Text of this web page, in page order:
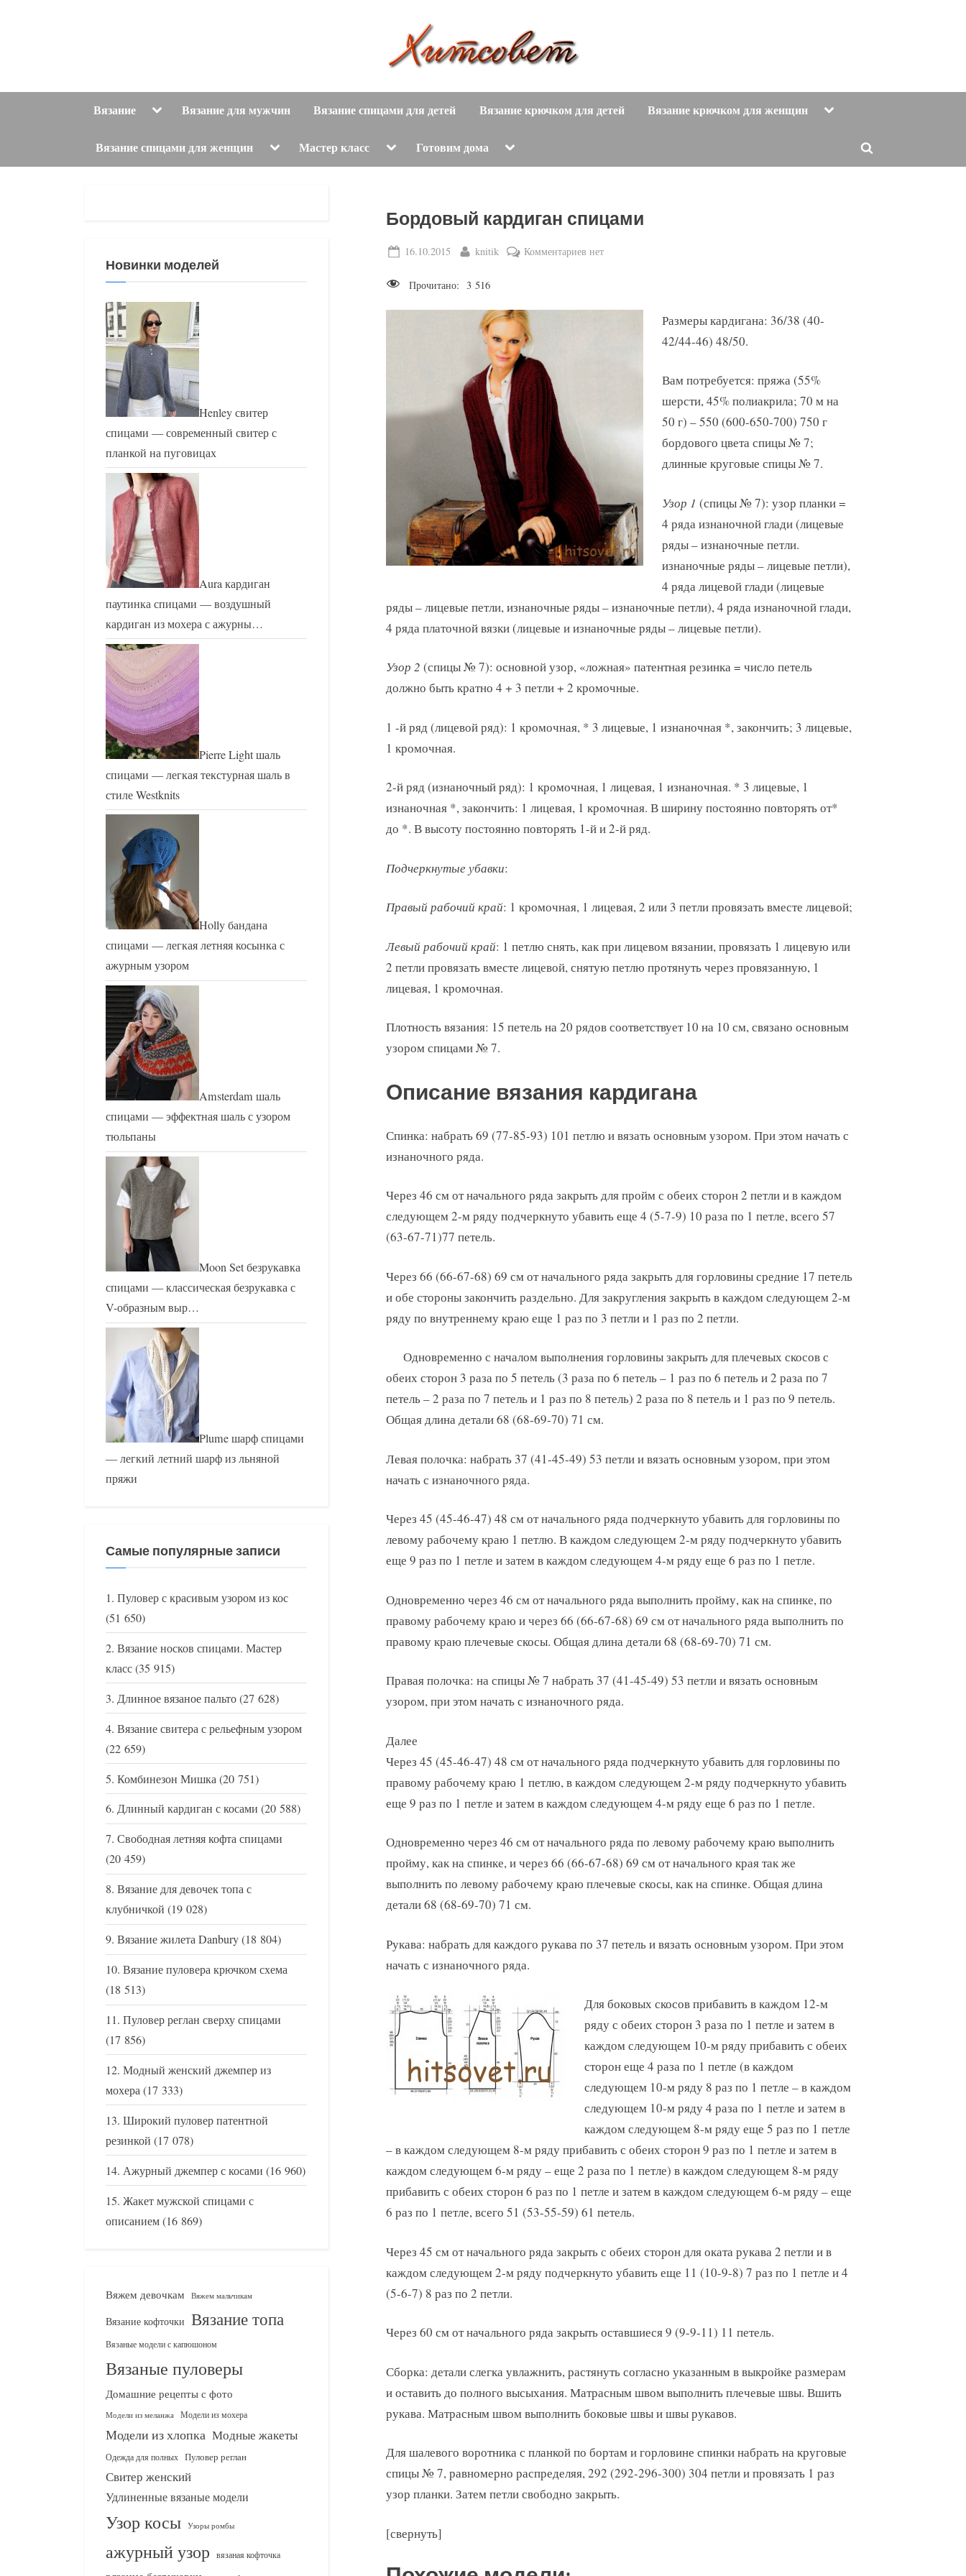
и
т
о
в
е
т
вязание
с
описанием
и
Вязание ToggleВязание для мужчин Вязание спицами для детей Вязание крючком для детей Вязание крючком для женщин Toggle
Вязание спицами для женщин Toggle
menu
Мастер класс Toggle
menu
Готовим дома Toggle
menu
Toggle
Бордовый кардиган спицами
Posted
16.10.2015 By
knitik Комментариев кнет
Прочитано: 3 516
Размеры кардигана: 36/38 (40-
42/44-46) 48/50.
Вам потребуется: пряжа (55%
шерсти, 45% полиакрила; 70 м на
50 г) – 550 (600-650-700) 750 г
бордового цвета спицы № 7;
длинные круговые спицы № 7.
Узор 1 (спицы № 7): узор планки =
4 ряда изнаночной глади (лицевые
ряды – изнаночные петли.
изнаночные ряды – лицевые петли),
4 ряда лицевой глади (лицевые
ряды – лицевые петли, изнаночные ряды – изнаночные петли), 4 ряда изнаночной глади,
4 ряда платочной вязки (лицевые и изнаночные ряды – лицевые петли).
Узор 2 (спицы № 7): основной узор, «ложная» патентная резинка = число петель
должно быть кратно 4 + 3 петли + 2 кромочные.
1 -й ряд (лицевой ряд): 1 кромочная, * 3 лицевые, 1 изнаночная *, закончить; 3 лицевые,
1 кромочная.
2-й ряд (изнаночный ряд): 1 кромочная, 1 лицевая, 1 изнаночная. * 3 лицевые, 1
изнаночная *, закончить: 1 лицевая, 1 кромочная. В ширину постоянно повторять от*
до *. В высоту постоянно повторять 1-й и 2-й ряд.
Подчеркнутые убавки:
Правый рабочий край: 1 кромочная, 1 лицевая, 2 или 3 петли провязать вместе лицевой;
Левый рабочий край: 1 петлю снять, как при лицевом вязании, провязать 1 лицевую или
2 петли провязать вместе лицевой, снятую петлю протянуть через провязанную, 1
лицевая, 1 кромочная.
Плотность вязания: 15 петель на 20 рядов соответствует 10 на 10 см, связано основным
узором спицами № 7.
Описание вязания кардигана
Спинка: набрать 69 (77-85-93) 101 петлю и вязать основным узором. При этом начать с
изнаночного ряда.
Через 46 см от начального ряда закрыть для пройм с обеих сторон 2 петли и в каждом
следующем 2-м ряду подчеркнуто убавить еще 4 (5-7-9) 10 раза по 1 петле, всего 57
(63-67-71)77 петель.
Через 66 (66-67-68) 69 см от начального ряда закрыть для горловины средние 17 петель
и обе стороны закончить раздельно. Для закругления закрыть в каждом следующем 2-м
ряду по внутреннему краю еще 1 раз по 3 петли и 1 раз по 2 петли.
Одновременно с началом выполнения горловины закрыть для плечевых скосов с
обеих сторон 3 раза по 5 петель (3 раза по 6 петель – 1 раз по 6 петель и 2 раза по 7
петель – 2 раза по 7 петель и 1 раз по 8 петель) 2 раза по 8 петель и 1 раз по 9 петель.
Общая длина детали 68 (68-69-70) 71 см.
Левая полочка: набрать 37 (41-45-49) 53 петли и вязать основным узором, при этом
начать с изнаночного ряда.
Через 45 (45-46-47) 48 см от начального ряда подчеркнуто убавить для горловины по
левому рабочему краю 1 петлю. В каждом следующем 2-м ряду подчеркнуто убавить
еще 9 раз по 1 петле и затем в каждом следующем 4-м ряду еще 6 раз по 1 петле.
Одновременно через 46 см от начального ряда выполнить пройму, как на спинке, по
правому рабочему краю и через 66 (66-67-68) 69 см от начального ряда выполнить по
правому краю плечевые скосы. Общая длина детали 68 (68-69-70) 71 см.
Правая полочка: на спицы № 7 набрать 37 (41-45-49) 53 петли и вязать основным
узором, при этом начать с изнаночного ряда.
Далее
Через 45 (45-46-47) 48 см от начального ряда подчеркнуто убавить для горловины по
правому рабочему краю 1 петлю, в каждом следующем 2-м ряду подчеркнуто убавить
еще 9 раз по 1 петле и затем в каждом следующем 4-м ряду еще 6 раз по 1 петле.
Одновременно через 46 см от начального ряда по левому рабочему краю выполнить
пройму, как на спинке, и через 66 (66-67-68) 69 см от начального края так же
выполнить по левому рабочему краю плечевые скосы, как на спинке. Общая длина
детали 68 (68-69-70) 71 см.
Рукава: набрать для каждого рукава по 37 петель и вязать основным узором. При этом
начать с изнаночного ряда.
Для боковых скосов прибавить в каждом 12-м
ряду с обеих сторон 3 раза по 1 петле и затем в
каждом следующем 10-м ряду прибавить с обеих
сторон еще 4 раза по 1 петле (в каждом
следующем 10-м ряду 8 раз по 1 петле – в каждом
следующем 10-м ряду 4 раза по 1 петле и затем в
каждом следующем 8-м ряду еще 5 раз по 1 петле
– в каждом следующем 8-м ряду прибавить с обеих сторон 9 раз по 1 петле и затем в
каждом следующем 6-м ряду – еще 2 раза по 1 петле) в каждом следующем 8-м ряду
прибавить с обеих сторон 6 раз по 1 петле и затем в каждом следующем 6-м ряду – еще
6 раз по 1 петле, всего 51 (53-55-59) 61 петель.
Через 45 см от начального ряда закрыть с обеих сторон для оката рукава 2 петли и в
каждом следующем 2-м ряду подчеркнуто убавить еще 11 (10-9-8) 7 раз по 1 петле и 4
(5-6-7) 8 раз по 2 петли.
Через 60 см от начального ряда закрыть оставшиеся 9 (9-9-11) 11 петель.
Сборка: детали слегка увлажнить, растянуть согласно указанным в выкройке размерам
и оставить до полного высыхания. Матрасным швом выполнить плечевые швы. Вшить
рукава. Матрасным швом выполнить боковые швы и швы рукавов.
Для шалевого воротника с планкой по бортам и горловине спинки набрать на круговые
спицы № 7, равномерно распределяя, 292 (292-296-300) 304 петли и провязать 1 раз
узор планки. Затем петли свободно закрыть.
[свернуть]
Новинки моделей
Henley свитер
спицами — современный свитер с
планкой на пуговицах
Aura кардиган
паутинка спицами — воздушный
кардиган из мохера с ажурны…
Pierre Light шаль
спицами — легкая текстурная шаль в
стиле Westknits
Holly бандана
спицами — легкая летняя косынка с
ажурным узором
Amsterdam шаль
спицами — эффектная шаль с узором
тюльпаны
Moon Set безрукавка
спицами — классическая безрукавка с
V-образным выр…
Plume шарф спицами
— легкий летний шарф из льняной
пряжи
Самые популярные записи
Пуловер с красивым узором из кос
(51 650)
Вязание носков спицами. Мастер
класс(35 915)
Длинное вязаное пальто(27 628)
Вязание свитера с рельефным узором
(22 659)
Комбинезон Мишка(20 751)
Длинный кардиган с косами (20 588)
Свободная летняя кофта спицами
(20 459)
Вязание для девочек топа с
клубничкой (19 028)
Вязание жилета Danbury(18 804)
Вязание пуловера крючком схема
(18 513)
Пуловер реглан сверху спицами
(17 856)
Модный женский джемпер из
мохера(17 333)
Широкий пуловер патентной
резинкой (17 078)
Ажурный джемпер с косами (16 960)
Жакет мужской спицами с
описанием(16 869)
Вяжем девочкам Вяжем мальчикам
Вязание кофточки Вязание топа
Вязаные модели с капюшоном
Вязаные пуловеры
Домашние рецепты с фото
Модели из меланжа Модели из мохера
Модели из хлопка Модные жакеты
Одежда для полных Пуловер реглан
Свитер женский
Удлиненные вязаные модели
Узор косы Узоры ромбы
ажурный узор вязаная кофточка